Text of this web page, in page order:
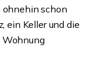
ohnehin schon
ein Keller und die
Wohnung